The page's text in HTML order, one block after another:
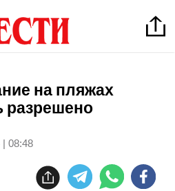
на пляжах
разрешено
| 08:48